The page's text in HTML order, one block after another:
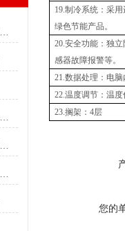
19.制冷系统：采用
绿色节能产品。
20.安全功能：独
感器故障报警等。
21.数据处理：电
22.温度调节：温
23.搁架： 4层
您的